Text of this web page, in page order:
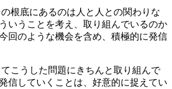
根底にあるのは人と人との関わりな
いうことを考え、取り組んでいるのか
回のような機会を含め、積極的に発信
こうした問題にきちんと取り組んで
信していくことは、好意的に捉えてい